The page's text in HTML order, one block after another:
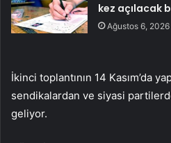
kez açılacak
Ağustos 6, 2026
İkinci toplantının 14 Kasım’da
sendikalardan ve siyasi
geliyor.